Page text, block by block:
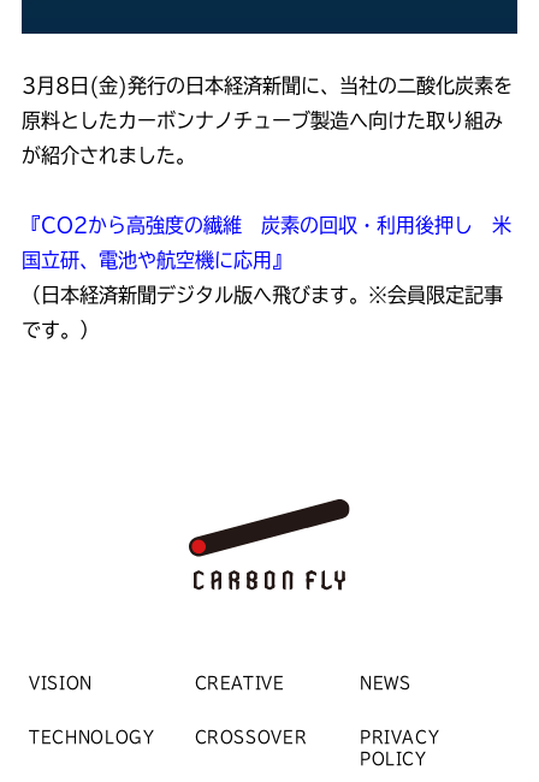
3月8日(金)発行の日本経済新聞に、当社の二酸化炭素を
原料としたカーボンナノチューブ製造へ向けた取り組み
が紹介されました。
『CO2から高強度の繊維 炭素の回収・利用後押し 米
国立研、電池や航空機に応用』
（日本経済新聞デジタル版へ飛びます。※会員限定記事
です。）
VISION
TECHNOLOGY
CREATIVE
CROSSOVER
NEWS
PRIVACY
POLICY